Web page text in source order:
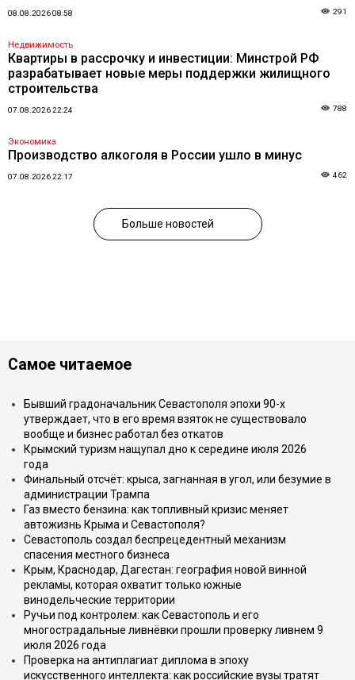
08.08.2026 08:58 291
Недвижимость
Квартиры в рассрочку и инвестиции: Минстрой РФ
разрабатывает новые меры поддержки жилищного
строительства
07.08.2026 22:24 788
Экономика
Производство алкоголя в России ушло в минус
07.08.2026 22:17 462
Больше новостей
Самое читаемое
Бывший градоначальник Севастополя эпохи 90-х
утверждает, что в его время взяток не существовало
вообще и бизнес работал без откатов
Крымский туризм нащупал дно к середине июля 2026
года
Финальный отсчёт: крыса, загнанная в угол, или безумие в
администрации Трампа
Газ вместо бензина: как топливный кризис меняет
автожизнь Крыма и Севастополя?
Севастополь создал беспрецедентный механизм
спасения местного бизнеса
Крым, Краснодар, Дагестан: география новой винной
рекламы, которая охватит только южные
винодельческие территории
Ручьи под контролем: как Севастополь и его
многострадальные ливнёвки прошли проверку ливнем 9
июля 2026 года
Проверка на антиплагиат диплома в эпоху
искусственного интеллекта: как российские вузы тратят